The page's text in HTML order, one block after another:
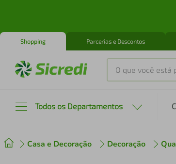
Shopping Parcerias e Descontos
O que você está
Todos os Departamentos
Casa e Decoração Decoração
º cafeteira